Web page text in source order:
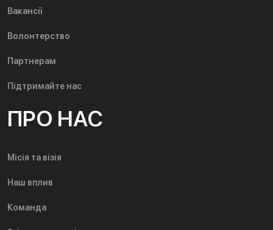
Вакансії
Волонтерство
Партнерам
Підтримайте нас
ПРО НАС
Місія та візія
Наш вплив
Команда